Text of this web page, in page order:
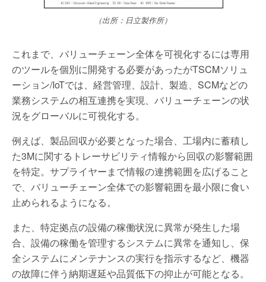
（出所：日立製作所）
これまで、バリューチェーン全体を可視化するには専用
のツールを個別に開発する必要があったがTSCMソリュ
ーション/IoTでは、経営管理、設計、製造、SCMなどの
業務システムの相互連携を実現、バリューチェーンの状
況をグローバルに可視化する。
例えば、製品回収が必要となった場合、工場内に蓄積し
た3Mに関するトレーサビリティ情報から回収の影響範囲
を特定。サプライヤーまで情報の連携範囲を広げること
で、バリューチェーン全体での影響範囲を最小限に食い
止められるようになる。
また、特定拠点の設備の稼働状況に異常が発生した場
合、設備の稼働を管理するシステムに異常を通知し、保
全システムにメンテナンスの実行を指示するなど、機器
の故障に伴う納期遅延や品質低下の抑止が可能となる。